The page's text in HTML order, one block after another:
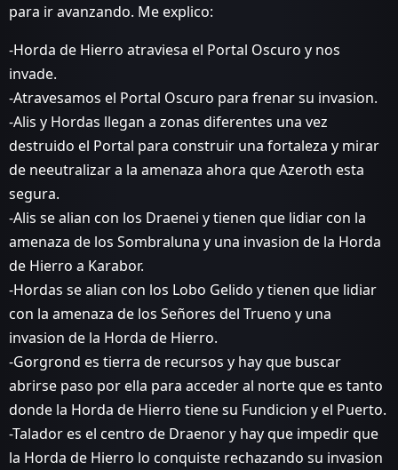
para ir avanzando. Me explico:
-Horda de Hierro atraviesa el Portal Oscuro y nos
invade.
-Atravesamos el Portal Oscuro para frenar su invasion.
-Alis y Hordas llegan a zonas diferentes una vez
destruido el Portal para construir una fortaleza y mirar
de neeutralizar a la amenaza ahora que Azeroth esta
segura.
-Alis se alian con los Draenei y tienen que lidiar con la
amenaza de los Sombraluna y una invasion de la Horda
de Hierro a Karabor.
-Hordas se alian con los Lobo Gelido y tienen que lidiar
con la amenaza de los Señores del Trueno y una
invasion de la Horda de Hierro.
-Gorgrond es tierra de recursos y hay que buscar
abrirse paso por ella para acceder al norte que es tanto
donde la Horda de Hierro tiene su Fundicion y el Puerto.
-Talador es el centro de Draenor y hay que impedir que
la Horda de Hierro lo conquiste rechazando su invasion